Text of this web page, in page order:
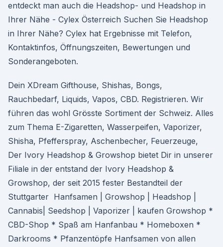
entdeckt man auch die Headshop- und Headshop in
Ihrer Nähe - Cylex Österreich Suchen Sie Headshop
in Ihrer Nähe? Cylex hat Ergebnisse mit Telefon,
Kontaktinfos, Öffnungszeiten, Bewertungen und
Sonderangeboten.
Dein XDream Gifthouse, Shishas, Bongs,
Rauchbedarf, Liquids, Vapos, CBD. Registrieren. Wir
führen das wohl Grösste Sortiment der Schweiz. Alles
zum Thema E-Zigaretten, Wasserpeifen, Vaporizer,
Shisha, Pfefferspray, Aschenbecher, Feuerzeuge,
Der Ivory Headshop & Growshop bietet Dir in unserer
Filiale in der entstand der Ivory Headshop &
Growshop, der seit 2015 fester Bestandteil der
Stuttgarter Hanfsamen | Growshop | Headshop |
Cannabis| Seedshop | Vaporizer | kaufen Growshop *
CBD-Shop * Spaß am Hanfanbau * Homeboxen *
Darkrooms * Pfanzentöpfe Hanfsamen von allen